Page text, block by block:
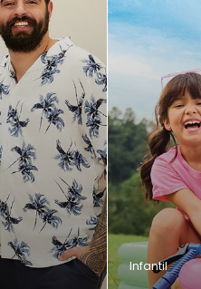
Infantil